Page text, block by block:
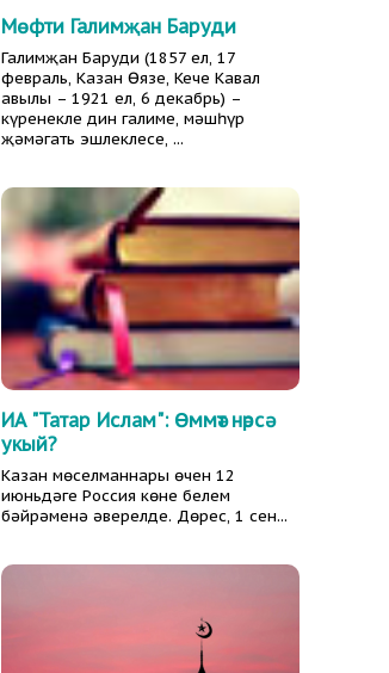
Мөфти Галимҗан Баруди
Галимҗан Баруди (1857 ел, 17
февраль, Казан Өязе, Кече Кавал
авылы – 1921 ел, 6 декабрь) –
күренекле дин галиме, мәшһүр
җәмәгать эшлеклесе, ...
ИА "Татар Ислам": Өммәт нәрсә
укый?
Казан мөселманнары өчен 12
июньдәге Россия көне белем
бәйрәменә әверелде. Дөрес, 1 сен...